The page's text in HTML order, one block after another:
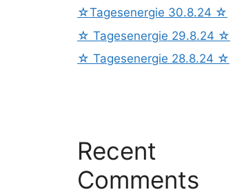
☆Tagesenergie 30.8.24 ☆
☆ Tagesenergie 29.8.24 ☆
☆ Tagesenergie 28.8.24 ☆
Recent
Comments